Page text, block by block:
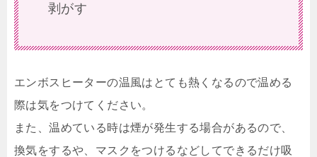
剥がす
エンボスヒーターの温風はとても熱くなるので温める
際は気をつけてください。
また、温めている時は煙が発生する場合があるので、
換気をするや、マスクをつけるなどしてできるだけ吸